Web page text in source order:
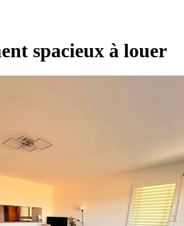
spacieux à louer